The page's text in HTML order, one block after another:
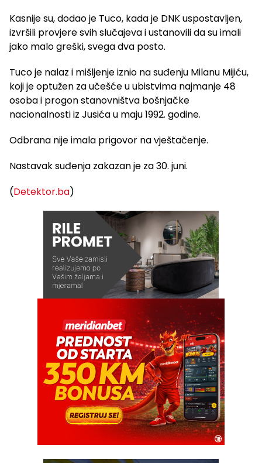
Kasnije su, dodao je Tuco, kada je DNK uspostavljen,
izvršili provjere svih slučajeva i ustanovili da su imali
jako malo greški, svega dva posto.
Tuco je nalaz i mišljenje iznio na suđenju Milanu Mijiću,
koji je optužen za učešće u ubistvima najmanje 48
osoba i progon stanovništva bošnjačke
nacionalnosti iz Jusića u maju 1992. godine.
Odbrana nije imala prigovor na vještačenje.
Nastavak suđenja zakazan je za 30. juni.
(Detektor.ba)